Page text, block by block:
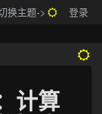
换主题-> 登录
计算